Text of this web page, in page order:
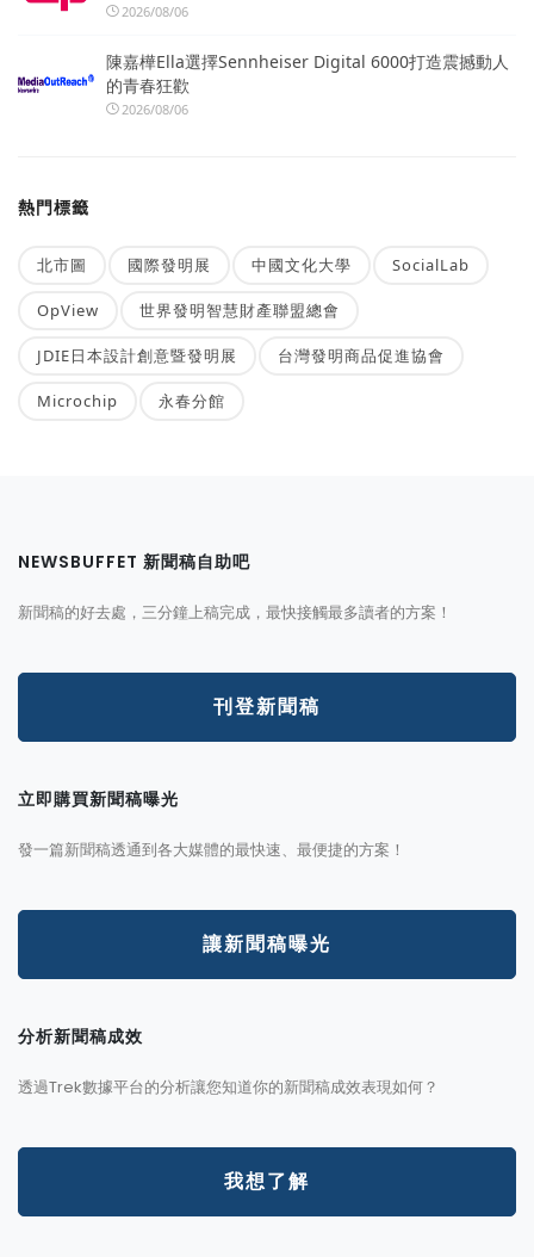
2026/08/06
陳嘉樺Ella選擇Sennheiser Digital 6000打造震撼動人
的青春狂歡
2026/08/06
熱門標籤
北市圖 國際發明展 中國文化大學 SocialLab
OpView 世界發明智慧財產聯盟總會
JDIE日本設計創意暨發明展 台灣發明商品促進協會
Microchip 永春分館
NEWSBUFFET 新聞稿自助吧
新聞稿的好去處，三分鐘上稿完成，最快接觸最多讀者的方案！
刊登新聞稿
立即購買新聞稿曝光
發一篇新聞稿透通到各大媒體的最快速、最便捷的方案！
讓新聞稿曝光
分析新聞稿成效
透過Trek數據平台的分析讓您知道你的新聞稿成效表現如何？
我想了解